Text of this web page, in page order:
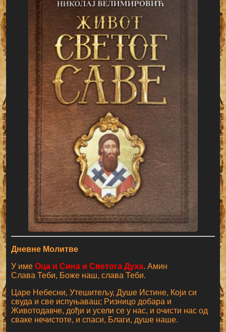
Дневне Молитве
У имеОца и Сина и Светога Духа. Амин
Слава Теби, Боже наш, слава Теби.
Царе Небесни, Утешитељу, Душе Истине, Који си
свуда и све испуњаваш; Ризницо добара и
Животодавче, дођи и усели се у нас, и очисти нас од
сваке нечистоте, и спаси, Благи, душе наше.